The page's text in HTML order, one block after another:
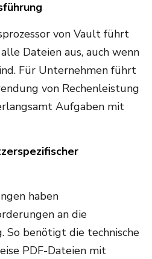
von Vault führt
Dateien aus, auch wenn
Für Unternehmen führt
von Rechenleistung
Aufgaben mit
haben
an die
So benötigt die technische
PDF-Dateien mit